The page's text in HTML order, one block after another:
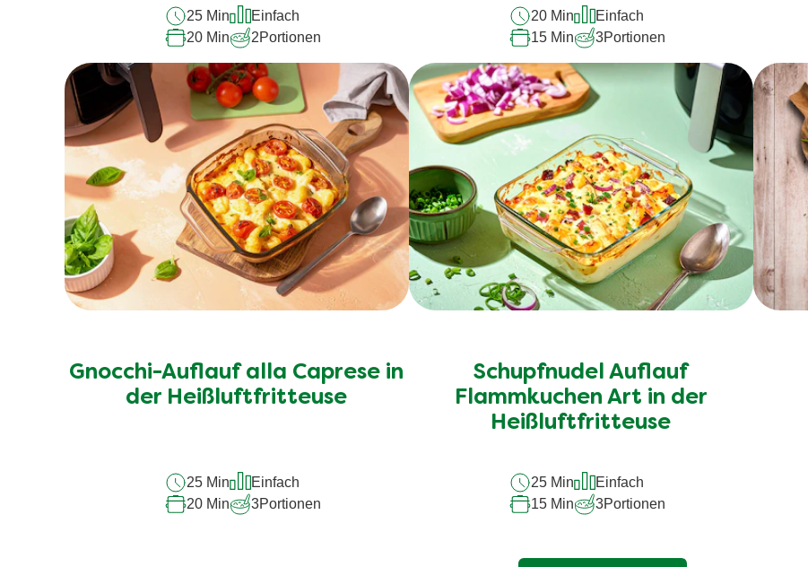
25 Min
Einfach
20 Min
2Portionen
20 Min
Einfach
15 Min
3Portionen
Gnocchi-Auflauf alla Caprese in
der Heißluftfritteuse
25 Min
Einfach
20 Min
3Portionen
Schupfnudel Auflauf
Flammkuchen Art in der
Heißluftfritteuse
25 Min
Einfach
15 Min
3Portionen